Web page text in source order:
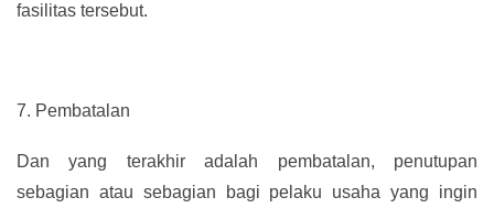
fasilitas tersebut.
7. Pembatalan
Dan yang terakhir adalah pembatalan, penutupan
sebagian atau sebagian bagi pelaku usaha yang ingin